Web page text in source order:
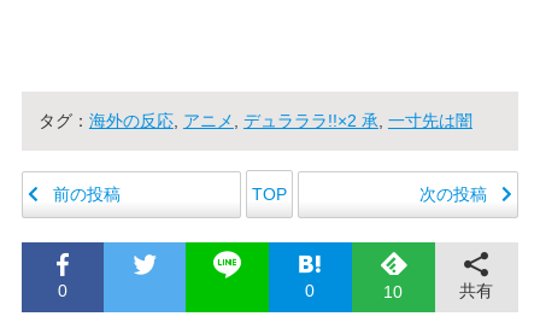
タグ： 海外の反応, アニメ デュラララ!!×2 承 一寸先は闇
前の投稿 TOP 次の投稿
0 0 10 共有